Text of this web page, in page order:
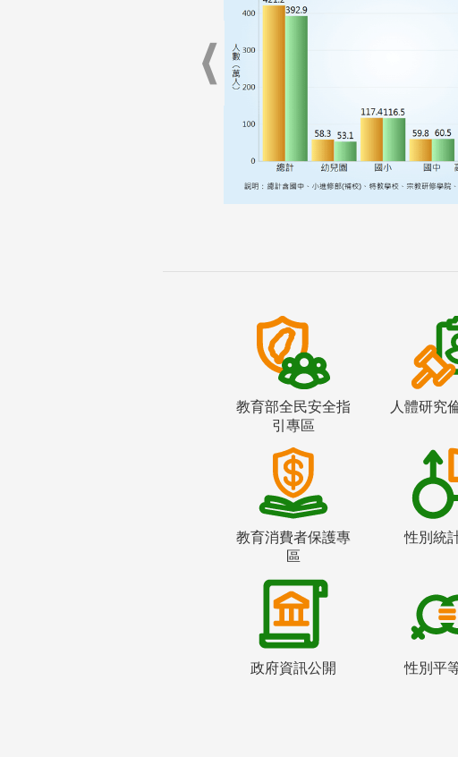
教育部全民安全指
引專區
人體研究
教育消費者保護專
區
性別統
政府資訊公開 性別平